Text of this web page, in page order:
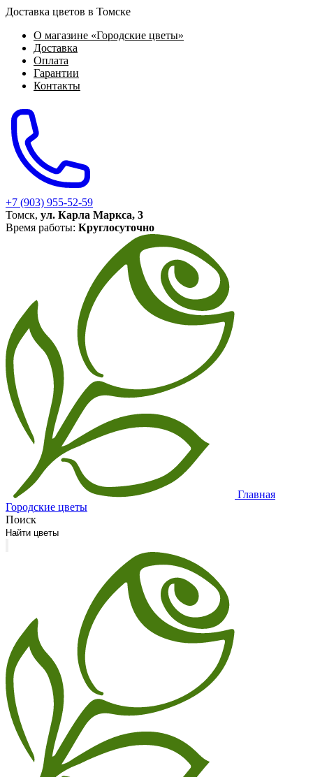
Доставка цветов в Томске
О магазине «Городские цветы»
Доставка
Оплата
Гарантии
Контакты
+7 (903) 955-52-59
Томск, ул. Карла Маркса, 3
Время работы: Круглосуточно
Главная
Городские цветы
Поиск